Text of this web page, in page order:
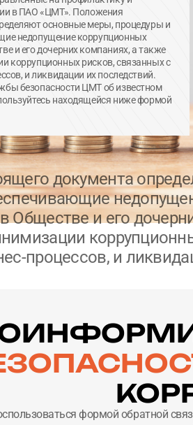
Другие услуги
в ПАО «ЦМТ». Положения
основные меры, процедуры и
недопущение коррупционных
и его дочерних компаниях, а также
коррупционных рисков, связанных с
и ликвидации их последствий.
безопасности ЦМТ об известном
находящейся ниже формой
документа
Обществе и его
процессов, и
формой обратной